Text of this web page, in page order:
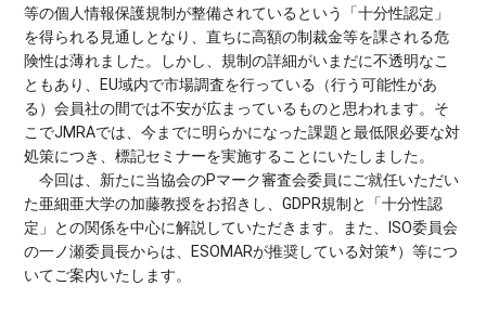
等の個人情報保護規制が整備されているという「十分性認定」
を得られる見通しとなり、直ちに高額の制裁金等を課される危
険性は薄れました。しかし、規制の詳細がいまだに不透明なこ
ともあり、EU域内で市場調査を行っている（行う可能性があ
る）会員社の間では不安が広まっているものと思われます。そ
こでJMRAでは、今までに明らかになった課題と最低限必要な対
処策につき、標記セミナーを実施することにいたしました。
今回は、新たに当協会のPマーク審査会委員にご就任いただい
た亜細亜大学の加藤教授をお招きし、GDPR規制と「十分性認
定」との関係を中心に解説していただきます。また、ISO委員会
の一ノ瀬委員長からは、ESOMARが推奨している対策*）等につ
いてご案内いたします。